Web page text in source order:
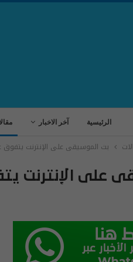
الرئيسية آخر الاخبار
بث الموسيقى على الإنترنت
على الإنترنت